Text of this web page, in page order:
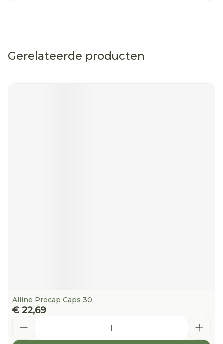
Gerelateerde producten
Alline Procap Caps 30
€ 22,69